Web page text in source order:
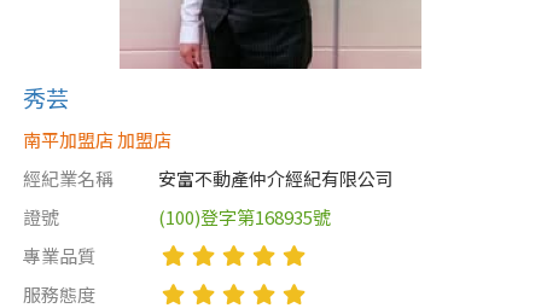
秀芸
南平加盟店 加盟店
經紀業名稱
安富不動產仲介經紀有限公司
證號
(100)登字第168935號
專業品質
服務態度